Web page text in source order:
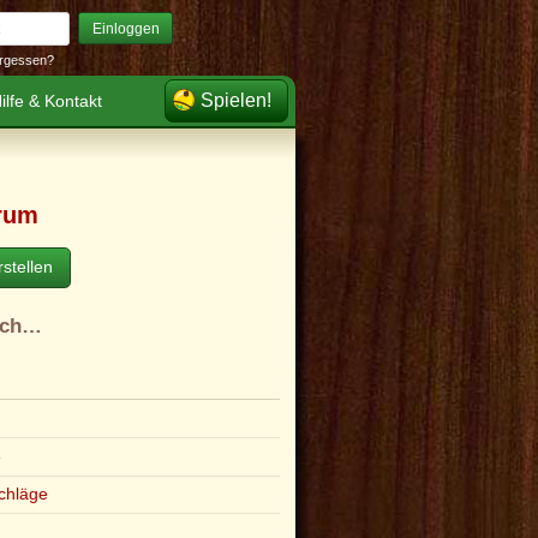
Einloggen
& Kontakt Spielen!